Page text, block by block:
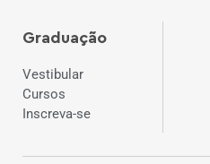
Graduação
Vestibular
Cursos
Inscreva-se